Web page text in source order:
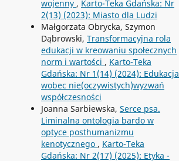
wojenny , Karto-Teka Gdańska: Nr
2(13) (2023): Miasto dla Ludzi
Małgorzata Obrycka, Szymon
Dąbrowski, Transformacyjna rola
edukacji w kreowaniu społecznych
norm i wartości , Karto-Teka
Gdańska: Nr 1(14) (2024): Edukacja
wobec nie(oczywistych)wyzwań
współczesności
Joanna Sarbiewska, Serce psa.
Liminalna ontologia bardo w
optyce posthumanizmu
kenotycznego , Karto-Teka
Gdańska: Nr 2(17) (2025): Etyka -